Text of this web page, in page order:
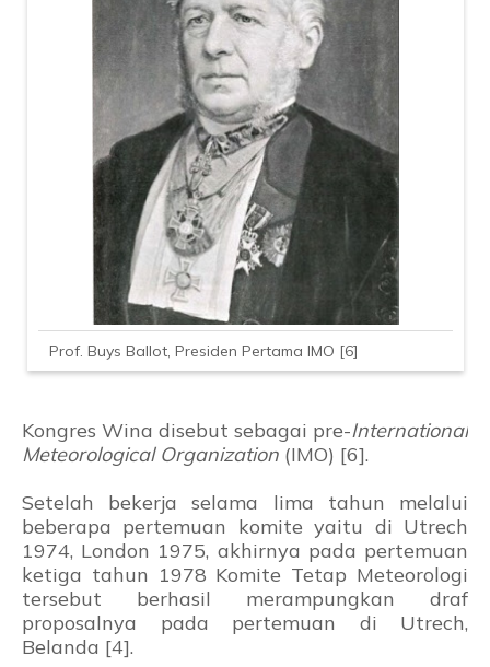
Prof. Buys Ballot, Presiden Pertama IMO [6]
Kongres Wina disebut sebagai pre-International
Meteorological Organization (IMO) [6].
Setelah bekerja selama lima tahun melalui
beberapa pertemuan komite yaitu di Utrech
1974, London 1975, akhirnya pada pertemuan
ketiga tahun 1978 Komite Tetap Meteorologi
tersebut berhasil merampungkan draf
proposalnya pada pertemuan di Utrech,
Belanda [4].